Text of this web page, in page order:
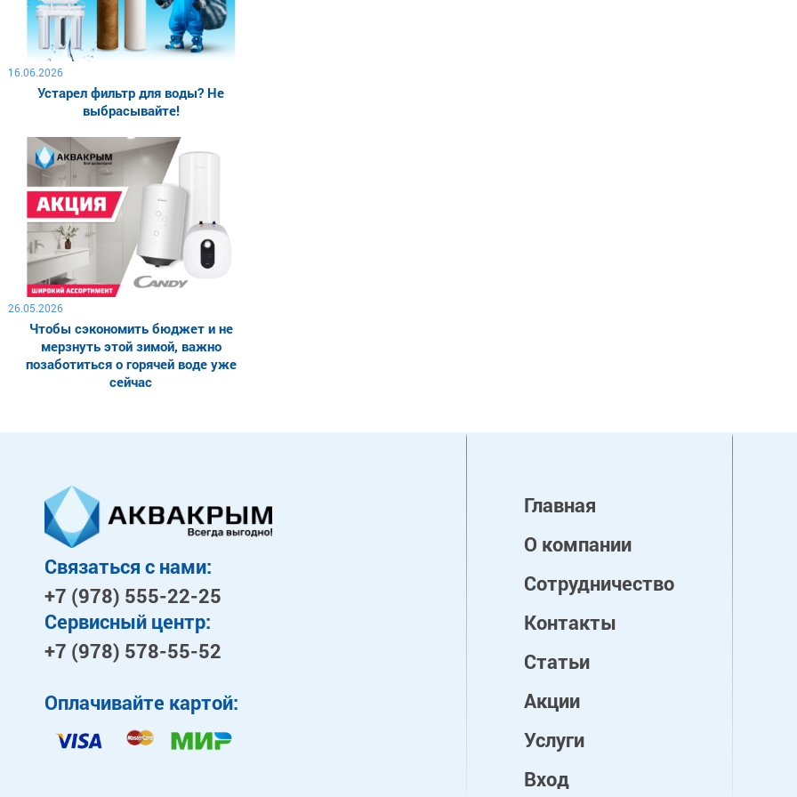
16.06.2026
Устарел фильтр для воды? Не
выбрасывайте!
26.05.2026
Чтобы сэкономить бюджет и не
мерзнуть этой зимой, важно
позаботиться о горячей воде уже
сейчас
Связаться с нами:
+7 (978) 555-22-25
Сервисный центр:
+7 (978) 578-55-52
Оплачивайте картой:
Главная
О компании
Сотрудничество
Контакты
Статьи
Акции
Услуги
Вход